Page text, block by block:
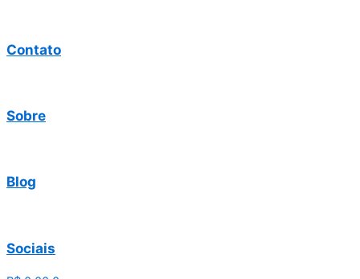
Contato
Sobre
Blog
Sociais